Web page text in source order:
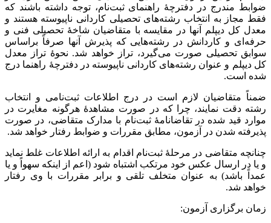
ضوابط مندرج در دفترچۀ‌ راهنمای ثبت‌نام، توجه داشته باشند که
فقط مجاز به انتخاب رشته‌های تحصیلی کاردانی ناپیوسته هستند و
معدل کل دیپلم آنها در مقایسه با متقاضیان شاخۀ تحصیلی فنی و
حرفه‌ای و کاردانش در رشته‌هایی که پذیرش آنها صرفاً براساس
سوابق تحصیلی صورت می‌گیرد، تراز خواهد شد. نحوۀ تراز معدل
کل دیپلم و عنوان رشته‌های کاردانی ناپیوسته در دفترچۀ راهنما درج
شده است.
ضمناً متقاضیان لازم است در درج اطلاعات ثبت‌نامی و انتخاب
رشته دقت نمایند، چرا که در صورت مشاهدۀ هرگونه مغایرت در
موارد قید شده در تقاضانامۀ ثبت‌نام با مدارک متقاضی، در صورت
پذیرفته شدن در آزمون، مطابق مقررات و ضوابط رفتار خواهد شد.
چنانچه متقاضی در مرحلۀ ثبت‌نام اقدام به ارائه اطلاعات غلط نماید
و یا در ارسال عکس خود مرتکب اشتباه شود (اعم از اینکه سهواً و یا
عمداً باشد) به عنوان متخلف تلقی و برابر مقررات با وی رفتار
خواهد شد.
زمان برگزاری آزمون: